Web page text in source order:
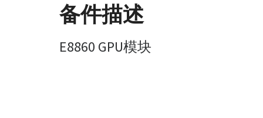
备件描述
E8860 GPU模块